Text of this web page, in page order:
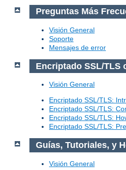
Preguntas Más
Visión General
Soporte
Mensajes de error
Encriptado SSL/TLS
Visión General
Encriptado SSL/TLS:
Encriptado SSL/TLS:
Encriptado SSL/TLS:
Encriptado SSL/TLS:
Guías, Tutoriales, y
Visión General